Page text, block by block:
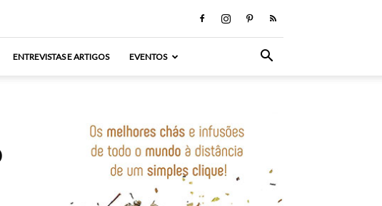
ENTREVISTAS E ARTIGOS EVENTOS